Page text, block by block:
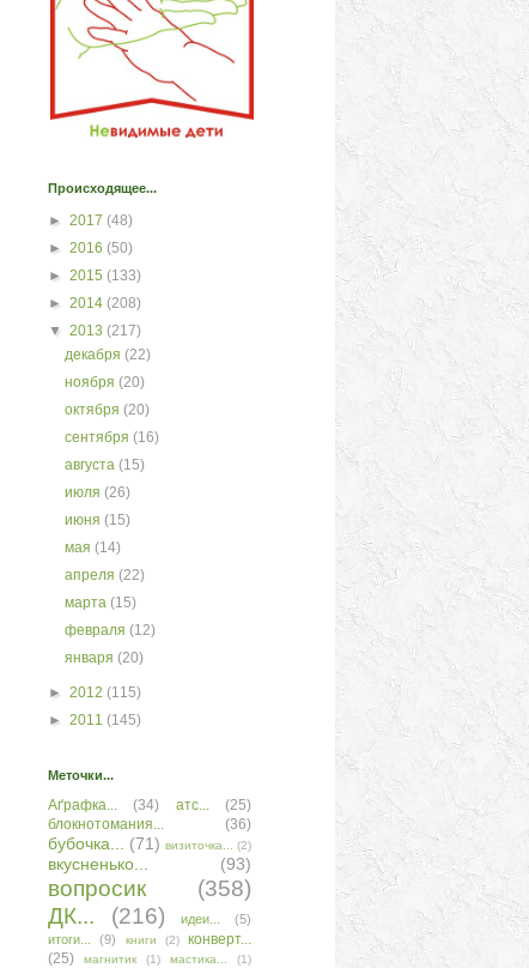
Происходящее...
► 2017 (48)
► 2016 (50)
► 2015 (133)
► 2014 (208)
▼ 2013 (217)
декабря(22)
ноября(20)
октября(20)
сентября(16)
августа(15)
июля(26)
июня(15)
мая(14)
апреля(22)
марта(15)
февраля(12)
января(20)
► 2012 (115)
► 2011 (145)
Меточки...
Аґрафка... (34) атс...
(25)
блокнотомания...
(36)
бубочка... (71) визиточка... (2)
вкусненько... (93)
вопросик
(358)
ДК...
(216) идеи...
(5)
итоги...
(9) книги (2)
конверт...
(25)
магнитик (1) мастика... (1)